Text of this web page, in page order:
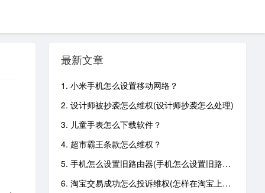
最新文章
1. 小米手机怎么设置移动网络？
2. 设计师被抄袭怎么维权(设计师抄袭怎么处理)
3. 儿童手表怎么下载软件？
4. 超市霸王条款怎么维权？
5. 手机怎么设置旧路由器(手机怎么设置旧路由器连接)
6. 淘宝交易成功怎么投诉维权(怎样在淘宝上投诉已经交易成功的商家)